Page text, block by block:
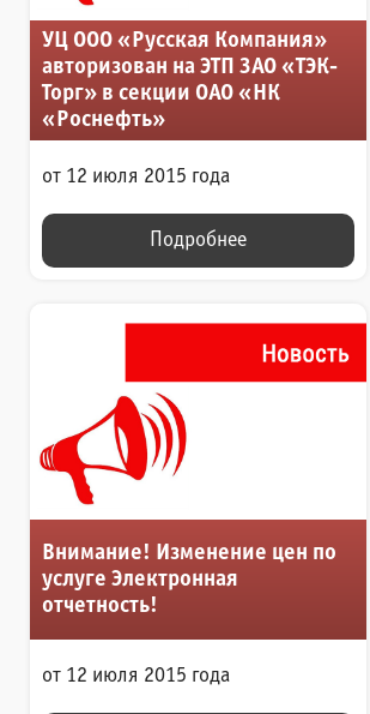
УЦ ООО «Русская Компания»
авторизован на ЭТП ЗАО «ТЭК-
Торг» в секции ОАО «НК
«Роснефть»
от 12 июля 2015 года
Подробнее
Внимание! Изменение цен по
услуге Электронная
отчетность!
от 12 июля 2015 года